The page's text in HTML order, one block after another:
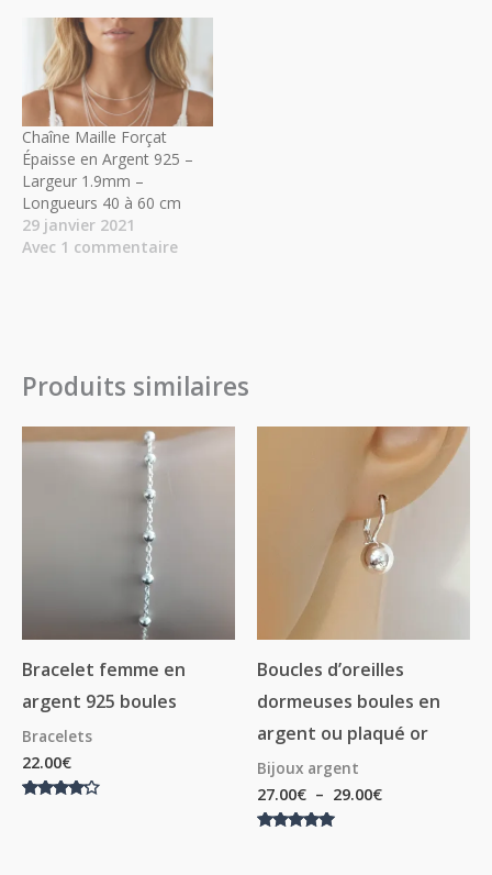
Chaîne Maille Forçat
Épaisse en Argent 925 –
Largeur 1.9mm –
Longueurs 40 à 60 cm
29 janvier 2021
Avec 1 commentaire
Produits similaires
Bracelet femme en
argent 925 boules
Bracelets
22.00€
Boucles d’oreilles
dormeuses boules en
argent ou plaqué or
Bijoux argent
27.00€ – 29.00€
Plage
de
prix :
27.00€
à